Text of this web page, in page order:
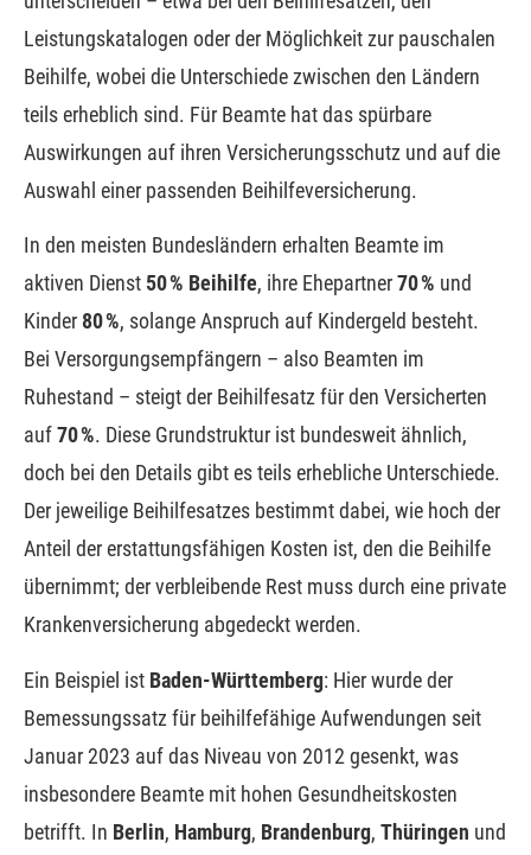
Leistungskatalogen oder der Möglichkeit zur pauschalen
Beihilfe, wobei die Unterschiede zwischen den Ländern
teils erheblich sind. Für Beamte hat das spürbare
Auswirkungen auf ihren Versicherungsschutz und auf die
Auswahl einer passenden Beihilfeversicherung.
In den meisten Bundesländern erhalten Beamte im
aktiven Dienst 50 % Beihilfe, ihre Ehepartner70 % und
Kinder 80 %, solange Anspruch auf Kindergeld besteht.
Bei Versorgungsempfängern – also Beamten im
Ruhestand – steigt der Beihilfesatz für den Versicherten
auf70 %. Diese Grundstruktur ist bundesweit ähnlich,
doch bei den Details gibt es teils erhebliche Unterschiede.
Der jeweilige Beihilfesatzes bestimmt dabei, wie hoch der
Anteil der erstattungsfähigen Kosten ist, den die Beihilfe
übernimmt; der verbleibende Rest muss durch eine private
Kranken­ver­si­che­rung abgedeckt werden.
Ein Beispiel ist Baden-Württemberg: Hier wurde der
Bemessungssatz für beihilfefähige Aufwendungen seit
Januar 2023 auf das Niveau von 2012 gesenkt, was
insbesondere Beamte mit hohen Gesundheitskosten
betrifft. In Berlin, Hamburg, Brandenburg, Thüringen und